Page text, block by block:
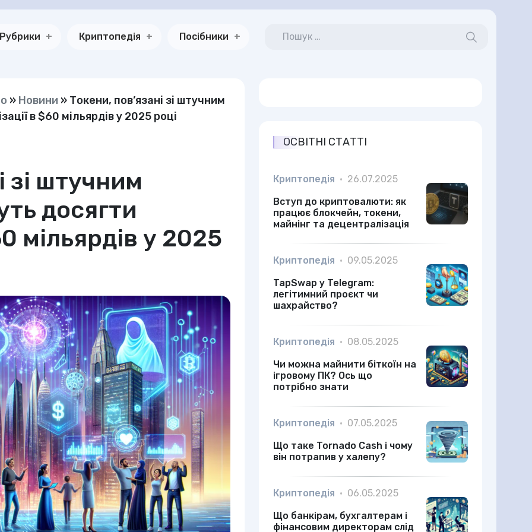
Рубрики Криптопедія Посібники
» Новини » Токени, пов’язані зі штучним
в $60 мільярдів у 2025 році
зі штучним
досягти
мільярдів у 2025
ОСВІТНІ СТАТТІ
Криптопедія • 26.07.2025
Вступ до криптовалюти: як
працює блокчейн, токени,
майнінг та децентралізація
Криптопедія • 09.05.2025
TapSwap у Telegram:
легітимний проєкт чи
шахрайство?
Криптопедія • 08.05.2025
Чи можна майнити біткоїн на
ігровому ПК? Ось що
потрібно знати
Криптопедія • 07.05.2025
Що таке Tornado Cash і чому
він потрапив у халепу?
Криптопедія • 06.05.2025
Що банкірам, бухгалтерам і
фінансовим директорам слід